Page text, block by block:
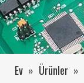
Ev » Ürünler »